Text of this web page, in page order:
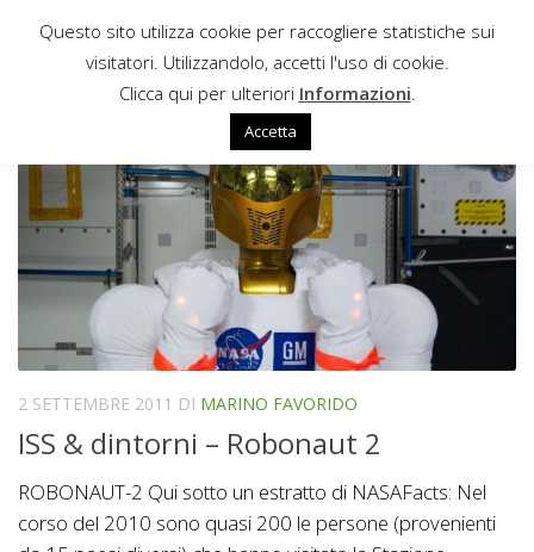
Sotto il contenuto
MARINO FAVORIDO
2 SETTEMBRE 2011 DI MARINO FAVORIDO
ISS & dintorni – Robonaut 2
ROBONAUT-2 Qui sotto un estratto di NASAFacts: Nel
corso del 2010 sono quasi 200 le persone (provenienti
Questo sito utilizza cookie per raccogliere statistiche sui
visitatori. Utilizzandolo, accetti l'uso di cookie.
Clicca qui per ulteriori Informazioni
Accetta